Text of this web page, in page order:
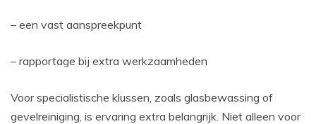
– een vast aanspreekpunt
– rapportage bij extra werkzaamheden
Voor specialistische klussen, zoals glasbewassing of
gevelreiniging, is ervaring extra belangrijk. Niet alleen voor